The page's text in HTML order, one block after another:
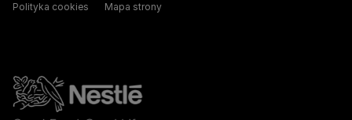
Polityka cookies Mapa strony